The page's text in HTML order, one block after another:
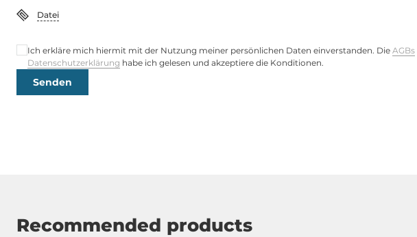
Datei
Ich erkläre mich hiermit mit der Nutzung meiner persönlichen Daten einverstanden. Die AGBs
Datenschutzerklärung habe ich gelesen und akzeptiere die Konditionen.
Senden
Recommended products